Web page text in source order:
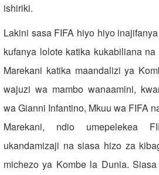
ishiriki.
Lakini sasa FIFA hiyo hiyo
kufanya lolote katika kukabiliana
Marekani katika maandalizi ya
wajuzi wa mambo wanaamini,
wa Gianni Infantino, Mkuu wa FIFA
Marekani, ndio umepelekea
ukandamizaji na siasa hizo za
michezo ya Kombe la Dunia.